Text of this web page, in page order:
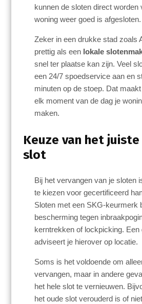
kunnen de sloten direct worden
woning weer goed is afgesloten.
Zeker in een drukke stad zoals
prettig als een lokale
snel ter plaatse kan zijn. Veel
een 24/7 spoedservice aan en
minuten op de stoep. Dat
elk moment van de dag je
maken.
Keuze van het
slot
Bij het vervangen van je sloten
te kiezen voor gecertificeerd
Sloten met een SKG-keurmerk
bescherming tegen
kerntrekken of lockpicking.
adviseert je hierover op locatie.
Soms is het voldoende om
vervangen, maar in andere
het hele slot te vernieuwen.
het oude slot verouderd is of